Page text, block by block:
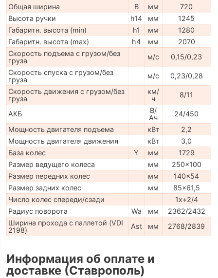
Общая ширина
B мм
720
Высота ручки
h14 мм
1245
Габаритн. высота (min)
h1 мм
1280
Габаритн. высота (max)
h4 мм
2070
Скорость подъема с грузом/без
груза
м/с
0,15/0,23
Скорость спуска с грузом/без
груза
м/с
0,23/0,28
Скорость движения с грузом/без
груза
км/
ч
8/11
АКБ
В/
Ач
24/450
Мощность двигателя подъема
кВт
2,2
Мощность двигателя движения
кВт
3,0
База колес
Y мм
1729
Размер ведущего колеса
мм
250x100
Размер передних колес
мм
140x54
Размер задних колес
мм
85x61,5
Число колес спереди/сзади
1x+2/4
Радиус поворота
Wa мм
2362/2432
Ширина прохода с паллетой (VDI
2198)
Ast мм 2768/2839
Информация об оплате и
доставке (Ставрополь)